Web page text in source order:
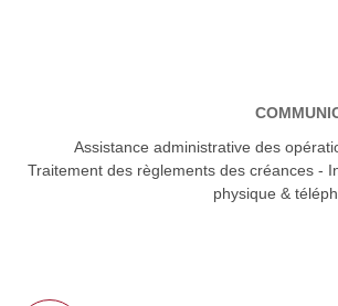
Assistance administrative des
Traitement des règlements des créances -
physique &